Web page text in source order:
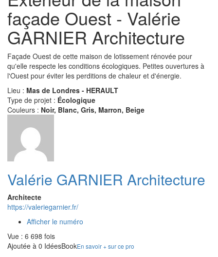
façade Ouest - Valérie
GARNIER Architecture
Façade Ouest de cette maison de lotissement rénovée pour
qu'elle respecte les conditions écologiques. Petites ouvertures à
l'Ouest pour éviter les perditions de chaleur et d'énergie.
Lieu : Mas de Londres - HERAULT
Type de projet : Écologique
Couleurs : Noir, Blanc, Gris, Marron, Beige
Valérie GARNIER Architecture
Architecte
https://valeriegarnier.fr/
Afficher le numéro
Vue : 6 698 fois
Ajoutée à 0 IdéesBookEn savoir + sur ce pro